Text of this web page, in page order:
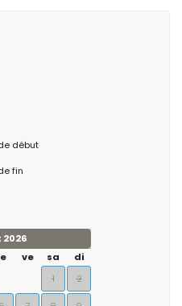
début
fin
ve sa
di
1
2